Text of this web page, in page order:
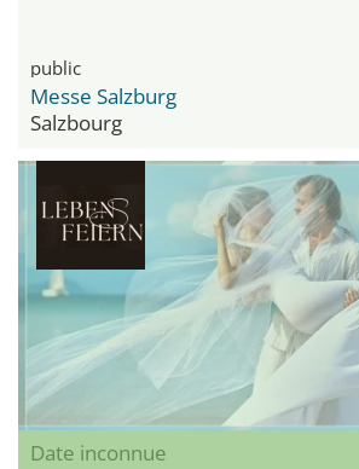
public
Messe Salzburg
Salzbourg
Date inconnue